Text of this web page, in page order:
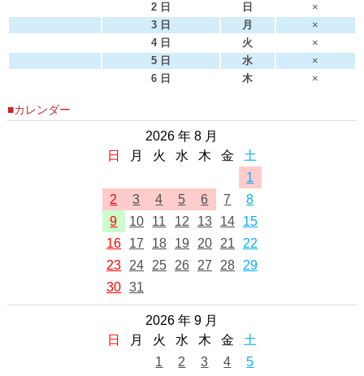
2 日
日
×
3 日
月
×
4 日
火
×
5 日
水
×
6 日
木 ×
■カレンダー
2026 年 8 月
日
月 火 水 木 金
土
1
2
3 4 5 6 7
8
9
10 11 12 13 14
15
16
17 18 19 20 21
22
23
24 25 26 27 28
29
30 31
2026 年 9 月
日
月 火 水 木 金
土
1
2 3 4
5